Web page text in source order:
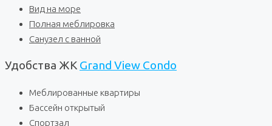
Вид на море
Полная меблировка
Санузел с ванной
Удобства ЖК Grand View Condo
Меблированные квартиры
Бассейн открытый
Спортзал